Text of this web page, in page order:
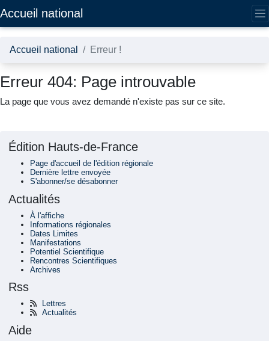
Accueil national
Accueil national Erreur !
Erreur 404: Page introuvable
La page que vous avez demandé n'existe pas sur ce site.
Édition Hauts-de-France
Page d'accueil de l'édition régionale
Dernière lettre envoyée
S'abonner/se désabonner
Actualités
À l'affiche
Informations régionales
Dates Limites
Manifestations
Potentiel Scientifique
Rencontres Scientifiques
Archives
Rss
Lettres
Actualités
Aide